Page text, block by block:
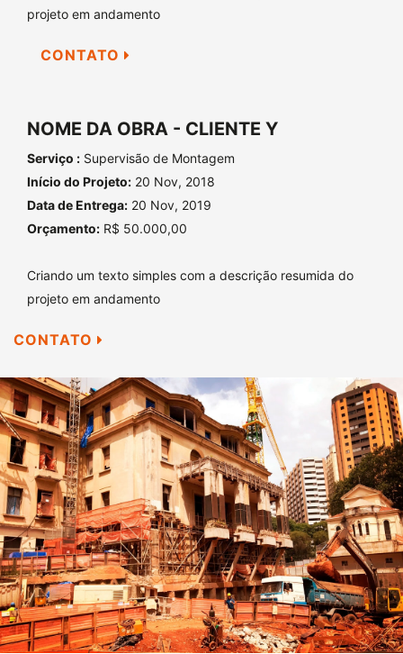
projeto em andamento
CONTATO
NOME DA OBRA - CLIENTE Y
Serviço : Supervisão de Montagem
Início do Projeto: 20 Nov, 2018
Data de Entrega: 20 Nov, 2019
Orçamento: R$ 50.000,00
Criando um texto simples com a descrição resumida do
projeto em andamento
CONTATO